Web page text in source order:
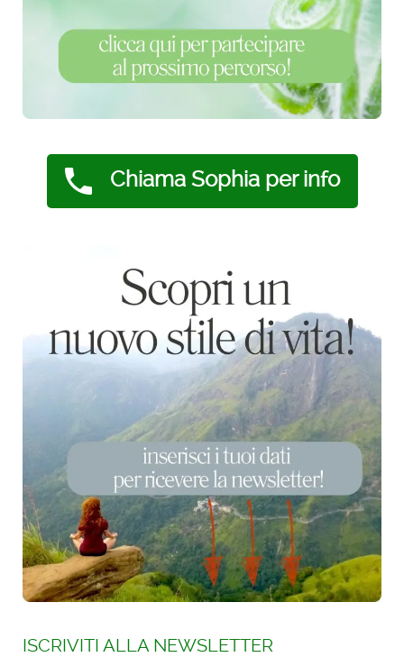
Chiama Sophia per info
ISCRIVITI ALLA NEWSLETTER